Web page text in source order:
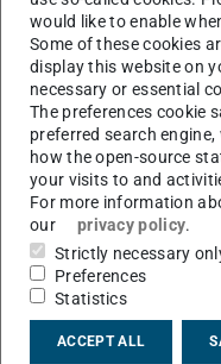
Universität Darmstadt,
Die Technische
rechtsfähige
§ 1 Abs. 1 i.V.m. § 2
Hochschulgesetz vom
666). Seit dem In-
(Gesetz zur
Technischen
2004, GVBl. I S. 382,
2009, GVBl. I S. 699)
would like to enable
Some of these cookies
display this website on
necessary or essential
The preferences cookie
preferred search
how the open-source
your visits to and
For more information
our
privacy policy.
Strictly necessary
Preferences
Statistics
ACCEPT ALL